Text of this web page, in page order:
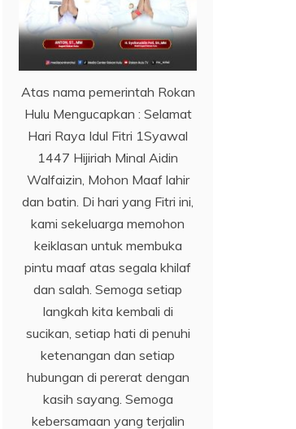
Atas nama pemerintah Rokan
Hulu Mengucapkan : Selamat
Hari Raya Idul Fitri 1Syawal
1447 Hijiriah Minal Aidin
Walfaizin, Mohon Maaf lahir
dan batin. Di hari yang Fitri ini,
kami sekeluarga memohon
keiklasan untuk membuka
pintu maaf atas segala khilaf
dan salah. Semoga setiap
langkah kita kembali di
sucikan, setiap hati di penuhi
ketenangan dan setiap
hubungan di pererat dengan
kasih sayang. Semoga
kebersamaan yang terjalin